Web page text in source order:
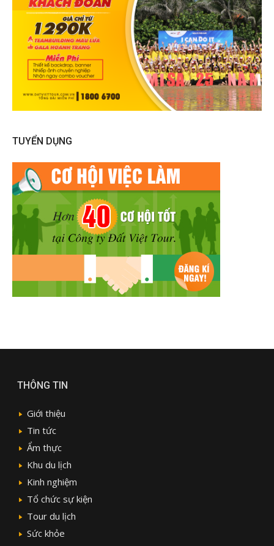
TUYỂN DỤNG
THÔNG TIN
Giới thiệu
Tin tức
Ẩm thực
Khu du lịch
Kinh nghiệm
Tổ chức sự kiện
Tour du lịch
Sức khỏe